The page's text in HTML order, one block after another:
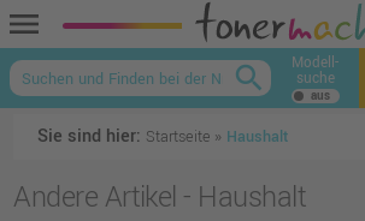
menu
keyboard_arrow_up
search Modell-
suche
Sie sind hier: Startseite » Haushalt
Andere Artikel - Haushalt